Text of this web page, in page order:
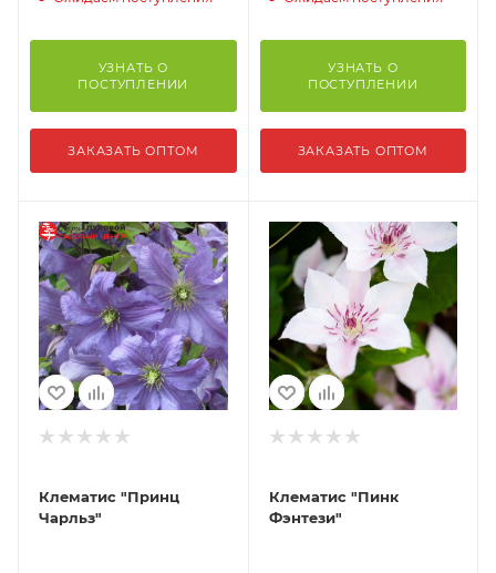
УЗНАТЬ О
ПОСТУПЛЕНИИ
ЗАКАЗАТЬ ОПТОМ
УЗНАТЬ О
ПОСТУПЛЕНИИ
ЗАКАЗАТЬ ОПТОМ
Клематис "Принц
Чарльз"
Клематис "Пинк
Фэнтези"